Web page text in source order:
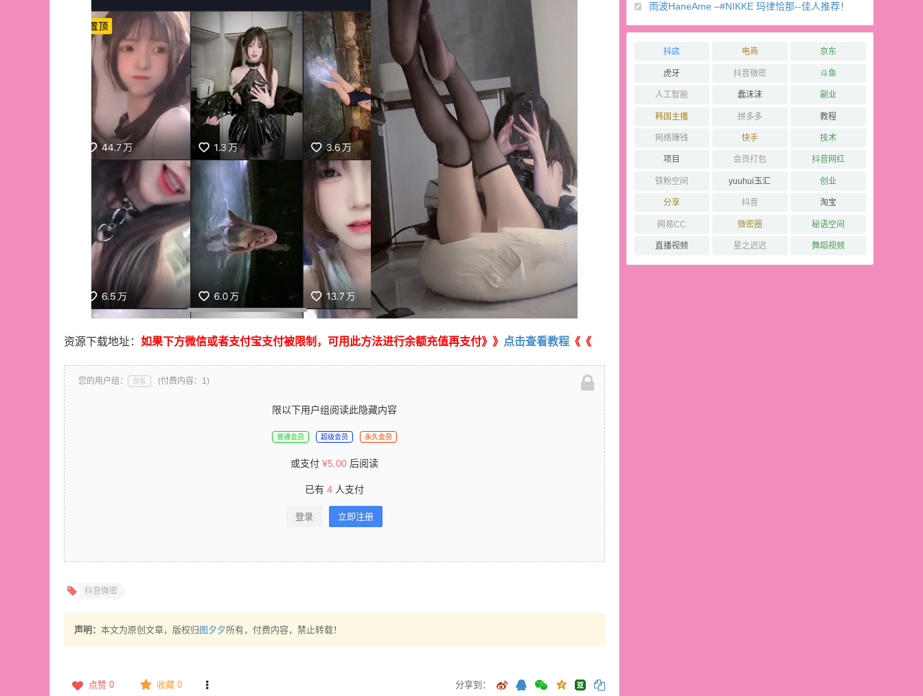
资源下载地址： 如果下方微信或者支付宝支付被限制，可用此方法进行余额充值再支付》》 点击查看教程 《《
您的用户组： 游客 (付费内容：1)
限以下用户组阅读此隐藏内容
普通会员 超级会员 永久会员
或支付 ¥5.00 后阅读
已有 4 人支付
登录 立即注册
抖音微密
声明： 本文为原创文章，版权归 图夕夕所有，付费内容，禁止转载！
点赞 0 收藏 0 分享到：
雨波HaneAme –#NIKKE 玛律恰那--佳人推荐！
抖店 电商 京东
虎牙 抖音微密 斗鱼
人工智能 蠢沫沫 副业
韩国主播 拼多多 教程
网络赚钱 快手 技术
项目 会员打包 抖音网红
铁粉空间 yuuhui玉汇 创业
分享 抖音 淘宝
网易CC 微密圈 秘语空间
直播视频 星之迟迟 舞蹈视频